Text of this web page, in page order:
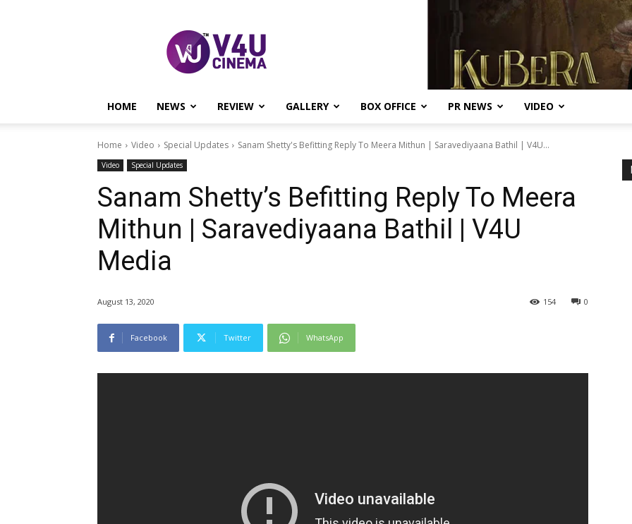
CINEMA
HOME NEWS REVIEW GALLERY BOX OFFICE PR NEWS VIDEO
Home Video Special Updates Sanam Shetty's Befitting Reply To Meera Mithun | Saravediyaana Bathil | V4U...
Video Special Updates
Sanam Shetty’s Befitting Reply To Meera
Mithun | Saravediyaana Bathil | V4U
Media
August 13, 2020 0
154
Facebook Twitter WhatsApp